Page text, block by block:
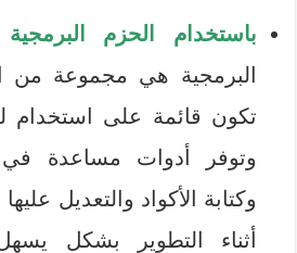
باستخدام الحزم
البرمجية هي مجموعة من
تكون قائمة على استخدام
وتوفر أدوات مساعدة في
وكتابة الأكواد والتعديل
أثناء التطوير بشكل